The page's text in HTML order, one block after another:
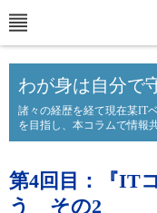
わが身は自分で
諸々の経歴を経て現在某IT
を目指し、本コラムで情報
第4回目：『IT
う その2